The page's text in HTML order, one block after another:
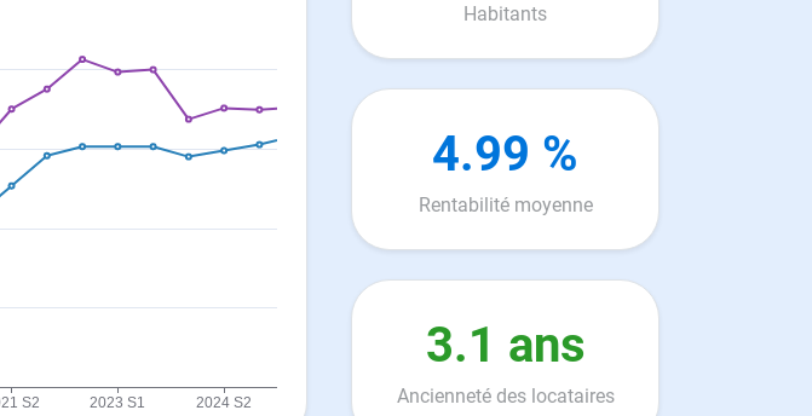
Habitants
4.99 %
Rentabilité moyenne
3.1 ans
Ancienneté des locataires